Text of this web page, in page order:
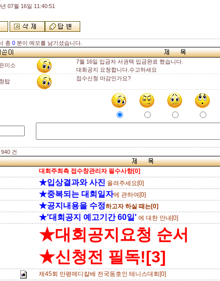
07월 16일 11:40:51
총 0분이 메모를 남기셨습니다.
미소
7월 16일 입금자 서권택 입금완료 했습니다.
대회공지 요청합니다.수고하세요
청탑 접수신청 마감인가요?
건
대회주최측 접수창관리자 필수사항[0]
★입상결과와 사진 올려주세요[0]
★중복되는 대회일자에 관하여[0]
★공지내용을 수정하고자 하실 때는[0]
★'대회공지 예고기간 60일' 에 대한 안내[0]
★대회공지요청 순서
★신청전 필독![3]
제45회 만평메디칼배 전국동호인 테니스대회[0]